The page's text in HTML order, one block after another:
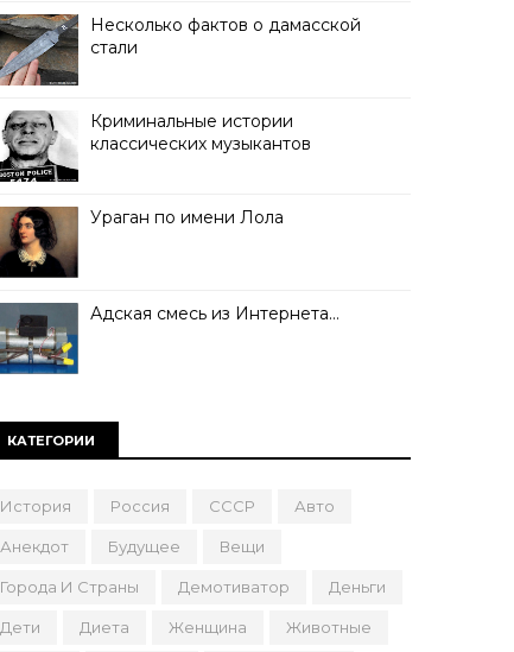
Несколько фактов о дамасской
стали
Криминальные истории
классических музыкантов
Ураган по имени Лола
Адская смесь из Интернета…
КАТЕГОРИИ
История Россия СССР Авто
Анекдот Будущее Вещи
Города И Страны Демотиватор Деньги
Дети Диета Женщина Животные